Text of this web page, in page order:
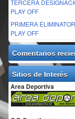
TERCERA
PLAY OFF
PRIMERA
PLAY OFF
Comentarios
Sitios de Interés
Area Deportiva